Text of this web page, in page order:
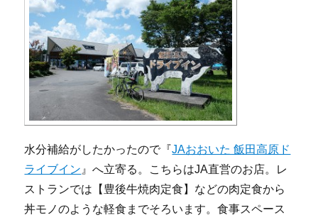
水分補給がしたかったので『JAおおいた 飯田高原ド
ライブイン 』へ立寄る。こちらはJA直営のお店。レ
ストランでは【豊後牛焼肉定食】などの肉定食から
丼モノのような軽食までそろいます。食事スペース